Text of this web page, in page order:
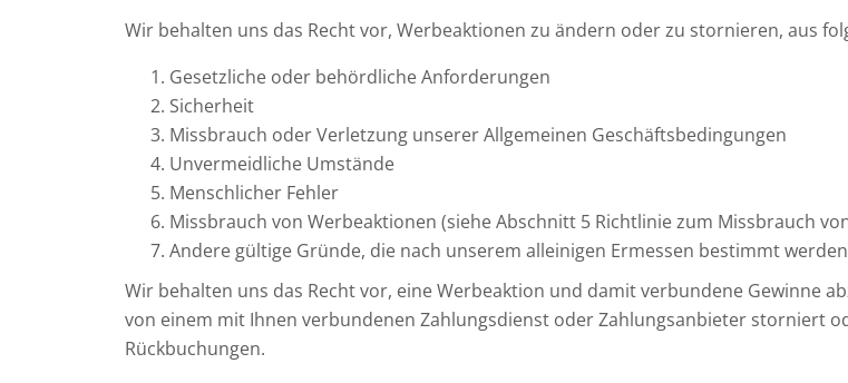
Wir behalten uns das Recht vor, Werbeaktionen zu ändern oder zu stornieren, aus
Gesetzliche oder behördliche Anforderungen
Sicherheit
Missbrauch oder Verletzung unserer Allgemeinen Geschäftsbedingungen
Unvermeidliche Umstände
Menschlicher Fehler
Missbrauch von Werbeaktionen (siehe Abschnitt 5 Richtlinie zum Missbrauch
Andere gültige Gründe, die nach unserem alleinigen Ermessen bestimmt werden
Wir behalten uns das Recht vor, eine Werbeaktion und damit verbundene Gewinne
von einem mit Ihnen verbundenen Zahlungsdienst oder Zahlungsanbieter storniert
Rückbuchungen.